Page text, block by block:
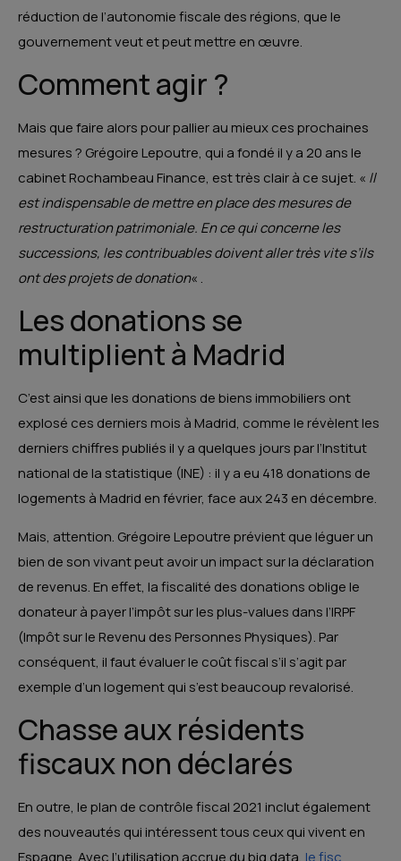
réduction de l’autonomie fiscale des régions, que le
gouvernement veut et peut mettre en œuvre.
Comment agir ?
Mais que faire alors pour pallier au mieux ces prochaines
mesures ? Grégoire Lepoutre, qui a fondé il y a 20 ans le
cabinet Rochambeau Finance, est très clair à ce sujet. « Il
est indispensable de mettre en place des mesures de
restructuration patrimoniale. En ce qui concerne les
successions, les contribuables doivent aller très vite s’ils
ont des projets de donation« .
Les donations se
multiplient à Madrid
C’est ainsi que les donations de biens immobiliers ont
explosé ces derniers mois à Madrid, comme le révèlent les
derniers chiffres publiés il y a quelques jours par l’Institut
national de la statistique (INE) : il y a eu 418 donations de
logements à Madrid en février, face aux 243 en décembre.
Mais, attention. Grégoire Lepoutre prévient que léguer un
bien de son vivant peut avoir un impact sur la déclaration
de revenus. En effet, la fiscalité des donations oblige le
donateur à payer l’impôt sur les plus-values dans l’IRPF
(Impôt sur le Revenu des Personnes Physiques). Par
conséquent, il faut évaluer le coût fiscal s’il s’agit par
exemple d’un logement qui s’est beaucoup revalorisé.
Chasse aux résidents
fiscaux non déclarés
En outre, le plan de contrôle fiscal 2021 inclut également
des nouveautés qui intéressent tous ceux qui vivent en
Espagne. Avec l’utilisation accrue du big data, le fisc